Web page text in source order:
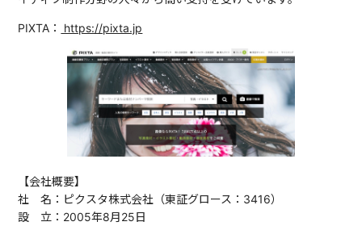
PIXTA： https://pixta.jp
【会社概要】
社 名：ピクスタ株式会社（東証グロース：3416）
設 立：2005年8月25日